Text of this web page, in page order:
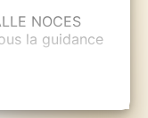
NOCES
la guidance